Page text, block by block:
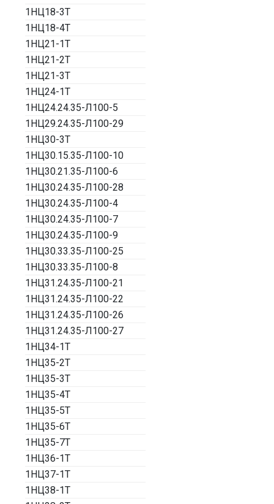
1НЦ18-3Т
1НЦ18-4Т
1НЦ21-1Т
1НЦ21-2Т
1НЦ21-3Т
1НЦ24-1Т
1НЦ24.24.35-Л100-5
1НЦ29.24.35-Л100-29
1НЦ30-3Т
1НЦ30.15.35-Л100-10
1НЦ30.21.35-Л100-6
1НЦ30.24.35-Л100-28
1НЦ30.24.35-Л100-4
1НЦ30.24.35-Л100-7
1НЦ30.24.35-Л100-9
1НЦ30.33.35-Л100-25
1НЦ30.33.35-Л100-8
1НЦ31.24.35-Л100-21
1НЦ31.24.35-Л100-22
1НЦ31.24.35-Л100-26
1НЦ31.24.35-Л100-27
1НЦ34-1Т
1НЦ35-2Т
1НЦ35-3Т
1НЦ35-4Т
1НЦ35-5Т
1НЦ35-6Т
1НЦ35-7Т
1НЦ36-1Т
1НЦ37-1Т
1НЦ38-1Т